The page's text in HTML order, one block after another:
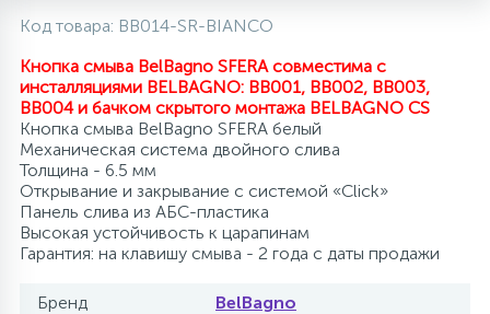
Код товара: BB014-SR-BIANCO
Кнопка смыва BelBagno SFERA совместима с
инсталляциями BELBAGNO: BB001, BB002, BB003,
BB004 и бачком скрытого монтажа BELBAGNO CS
Кнопка смыва BelBagno SFERA белый
Механическая система двойного слива
Толщина - 6.5 мм
Открывание и закрывание с системой «Click»
Панель слива из АБС-пластика
Высокая устойчивость к царапинам
Гарантия: на клавишу смыва - 2 года с даты продажи
Бренд BelBagno